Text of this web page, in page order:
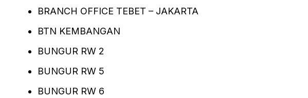
BRANCH OFFICE TEBET – JAKARTA
BTN KEMBANGAN
BUNGUR RW 2
BUNGUR RW 5
BUNGUR RW 6